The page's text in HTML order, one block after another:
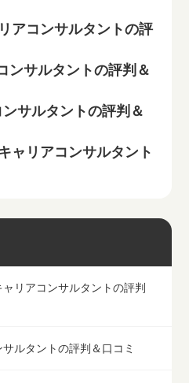
アコンサルタントの評
ンサルタントの評判＆
サルタントの評判＆
ャリアコンサルタント
リアコンサルタントの評判
ルタントの評判＆口コミ